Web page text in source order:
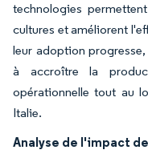
technologies
cultures et améliorent
leur adoption
à accroître la
opérationnelle tout au
Italie.
Analyse de l'impact